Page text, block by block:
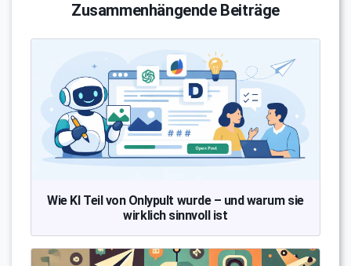
Zusammenhängende Beiträge
Wie KI Teil von Onlypult wurde – und warum sie
wirklich sinnvoll ist